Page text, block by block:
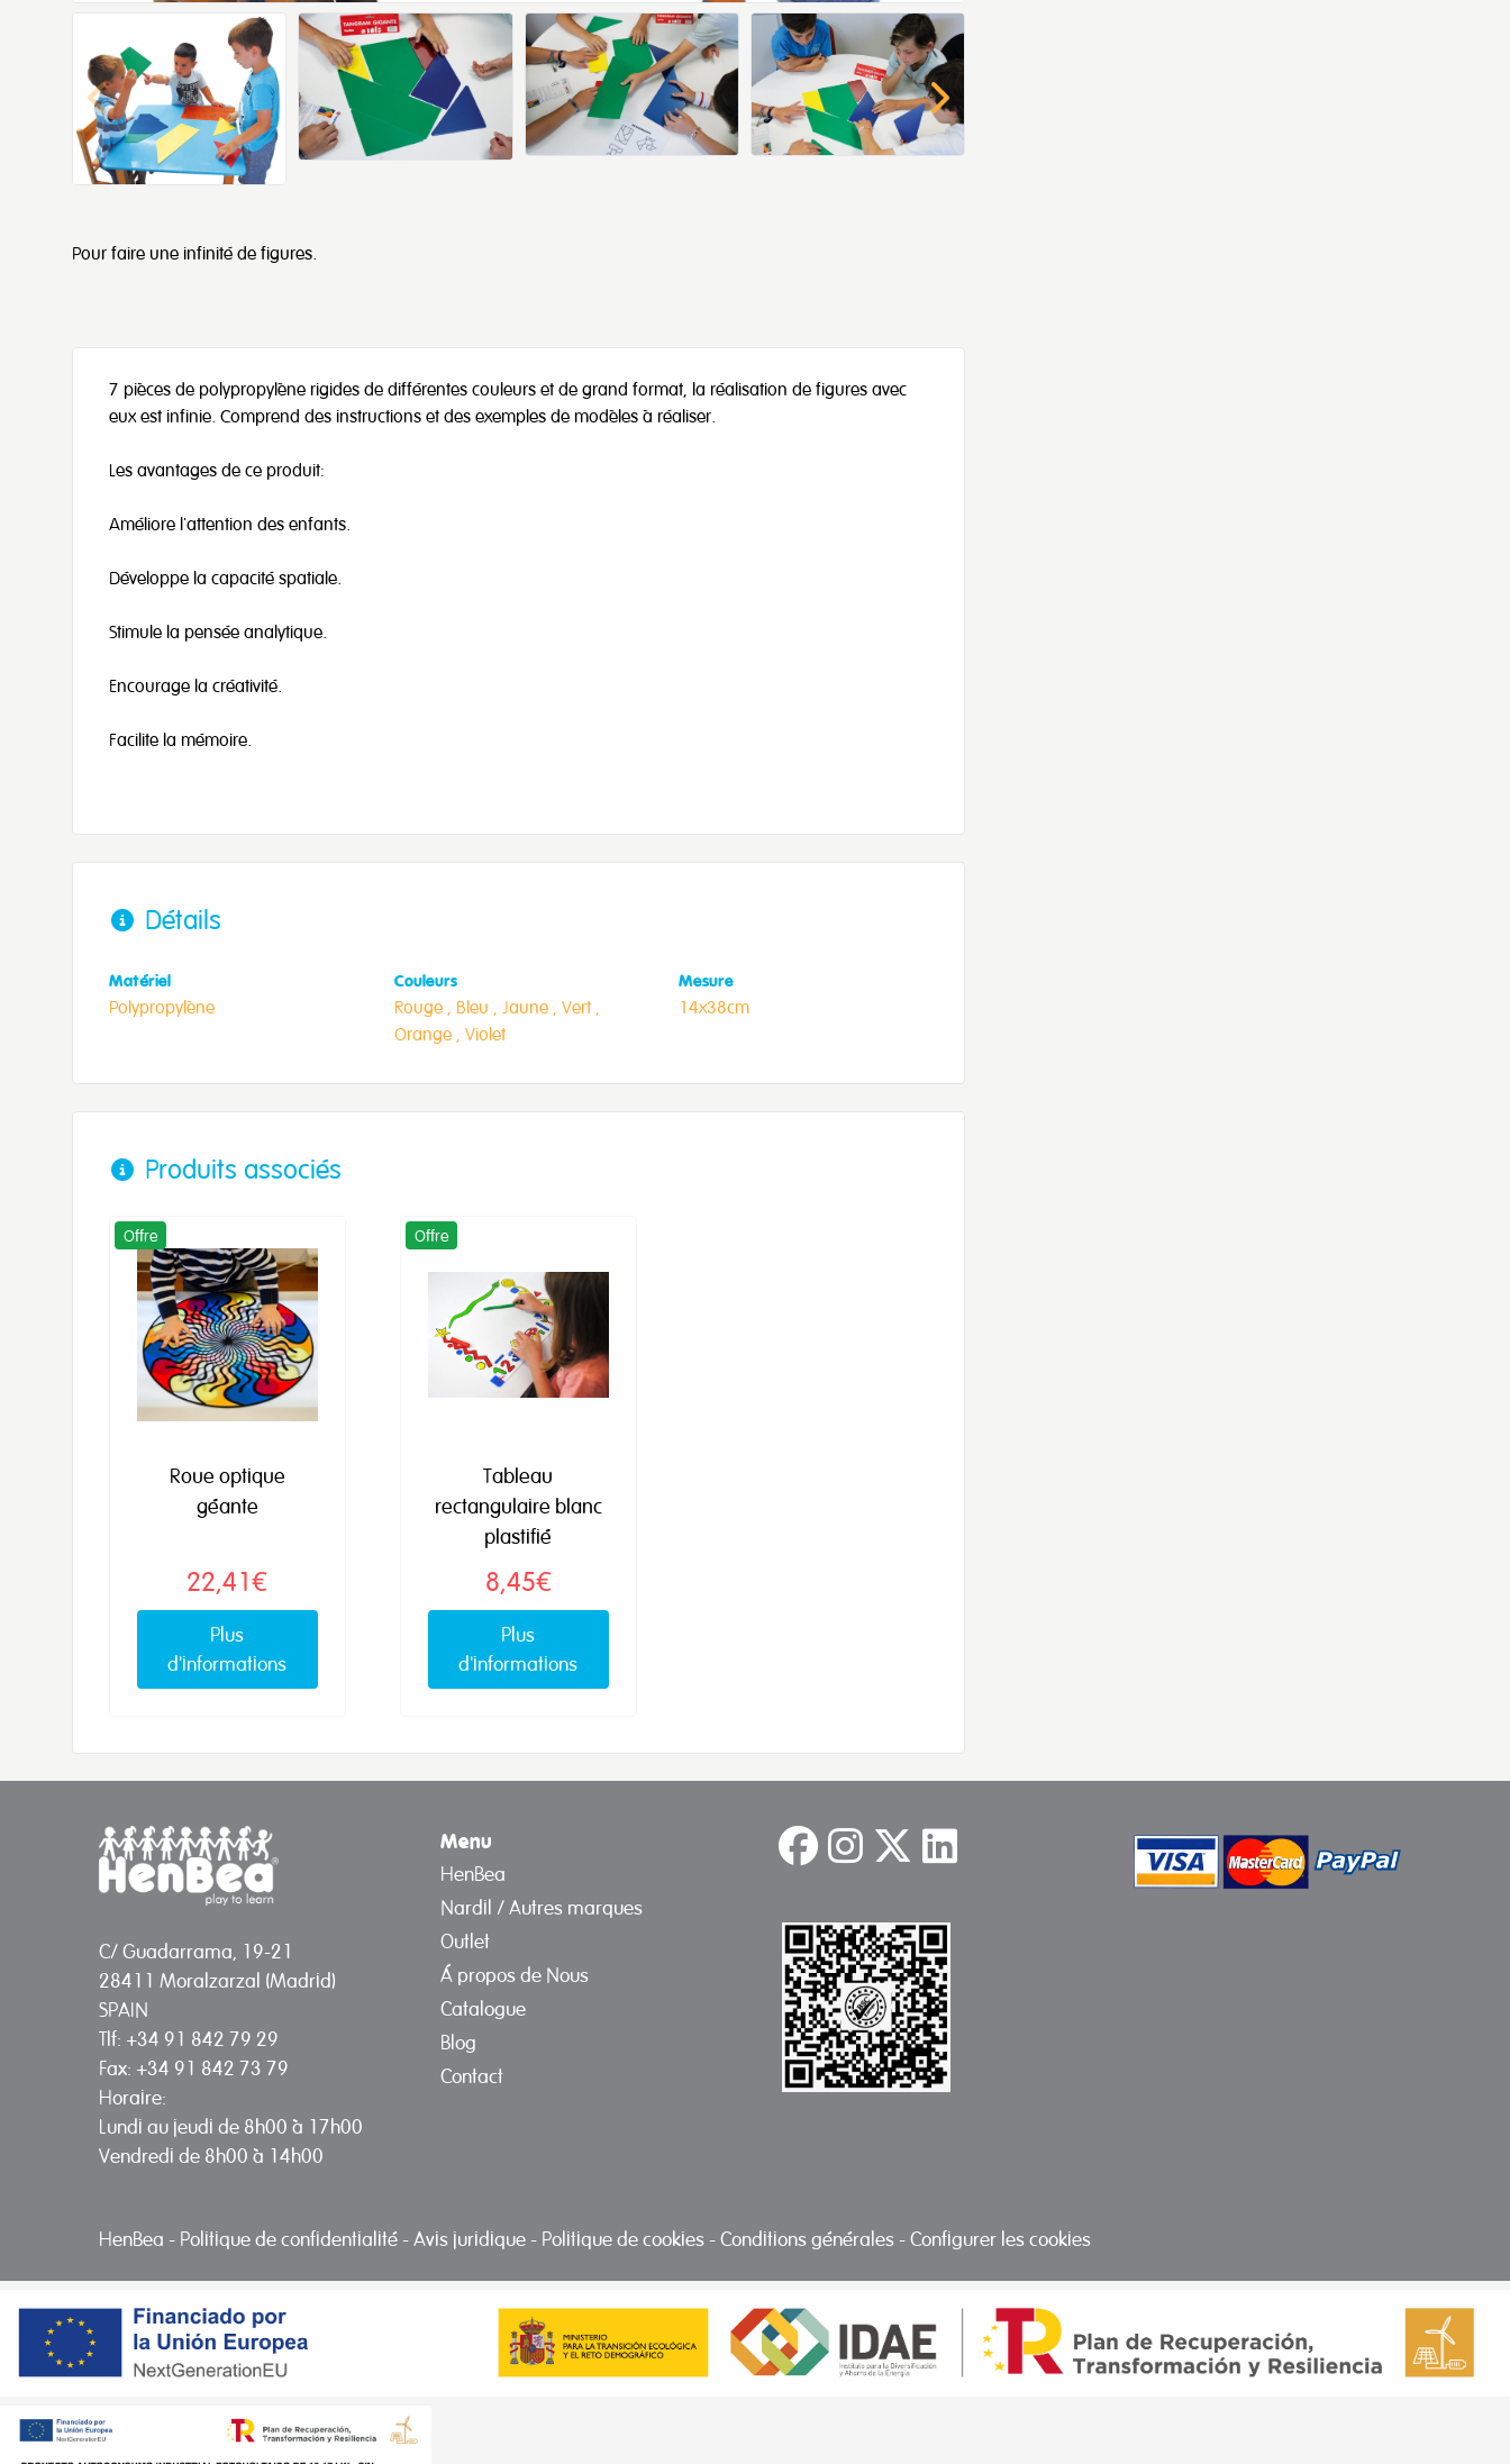
Pour faire une infinité de figures.
7 pièces de polypropylène rigides de différentes couleurs et de grand format, la réalisation de figures avec
eux est infinie. Comprend des instructions et des exemples de modèles à réaliser.
Les avantages de ce produit:
Améliore l'attention des enfants.
Développe la capacité spatiale.
Stimule la pensée analytique.
Encourage la créativité.
Facilite la mémoire.
Détails
Matériel
Polypropylène
Couleurs
Rouge , Bleu , Jaune , Vert ,
Orange , Violet
Mesure
14x38cm
Produits associés
Offre
Roue optique
géante
22,41€
Plus
d'informations
Offre
Tableau
rectangulaire blanc
plastifié
8,45€
Plus
d'informations
C/ Guadarrama, 19-21
28411 Moralzarzal (Madrid)
SPAIN
Tlf: +34 91 842 79 29
Fax: +34 91 842 73 79
Horaire:
Lundi au jeudi de 8h00 à 17h00
Vendredi de 8h00 à 14h00
Menu
HenBea
Nardil / Autres marques
Outlet
Á propos de Nous
Catalogue
Blog
Contact
HenBea - Politique de confidentialité -Avis juridique - Politique de cookies -Conditions générales -Configurer les cookies